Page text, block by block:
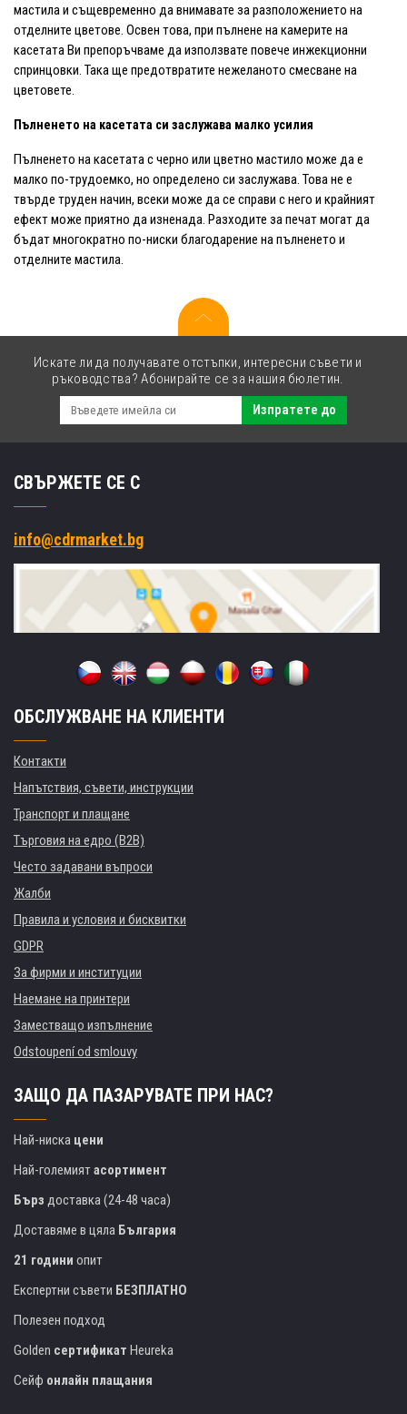
мастила и същевременно да внимавате за разположението на
отделните цветове. Освен това, при пълнене на камерите на
касетата Ви препоръчваме да използвате повече инжекционни
спринцовки. Така ще предотвратите нежеланото смесване на
цветовете.
Пълненето на касетата си заслужава малко усилия
Пълненето на касетата с черно или цветно мастило може да е
малко по-трудоемко, но определено си заслужава. Това не е
твърде труден начин, всеки може да се справи с него и крайният
ефект може приятно да изненада. Разходите за печат могат да
бъдат многократно по-ниски благодарение на пълненето и
отделните мастила.
Искате ли да получавате отстъпки, интересни съвети и
ръководства? Абонирайте се за нашия бюлетин.
Изпратете до
СВЪРЖЕТЕ СЕ С
info@cdrmarket.bg
ОБСЛУЖВАНЕ НА КЛИЕНТИ
Контакти
Напътствия, съвети, инструкции
Транспорт и плащане
Търговия на едро (B2B)
Често задавани въпроси
Жалби
Правила и условия и бисквитки
GDPR
За фирми и институции
Наемане на принтери
Заместващо изпълнение
Odstoupení od smlouvy
ЗАЩО ДА ПАЗАРУВАТЕ ПРИ НАС?
Най-ниска цени
Най-големиятасортимент
Бърз доставка (24-48 часа)
Доставяме в цяла България
21 години опит
Експертни съвети БЕЗПЛАТНО
Полезен подход
Golden сертификат Heureka
Сейф онлайн плащания